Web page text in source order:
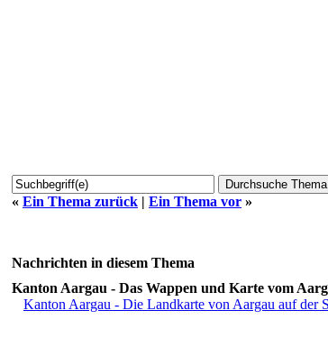
« Ein Thema zurück | Ein Thema vor »
Nachrichten in diesem Thema
Kanton Aargau - Das Wappen und Karte vom
Kanton Aargau - Die Landkarte von Aargau auf der